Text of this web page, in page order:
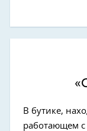
В бутике,
работающем с